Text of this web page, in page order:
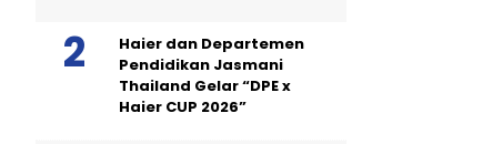
Haier dan Departemen
Pendidikan Jasmani
Thailand Gelar “DPE x
Haier CUP 2026”